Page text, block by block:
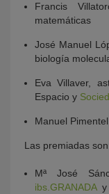
Francis
matemáticas
José Manuel
biología
Eva Villaver,
Espacio y
Manuel
Las premiadas
Mª José
ibs.GRANADAy